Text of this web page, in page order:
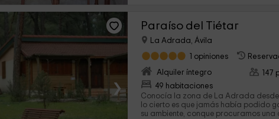
›
Paraíso del Tiétar
La Adrada, Ávila
1 opiniones
Alquiler íntegro
49 habitaciones
147
Conocía la zona de La Adrada
lo cierto es que jamás había podido
su ambiente, conque procuramos